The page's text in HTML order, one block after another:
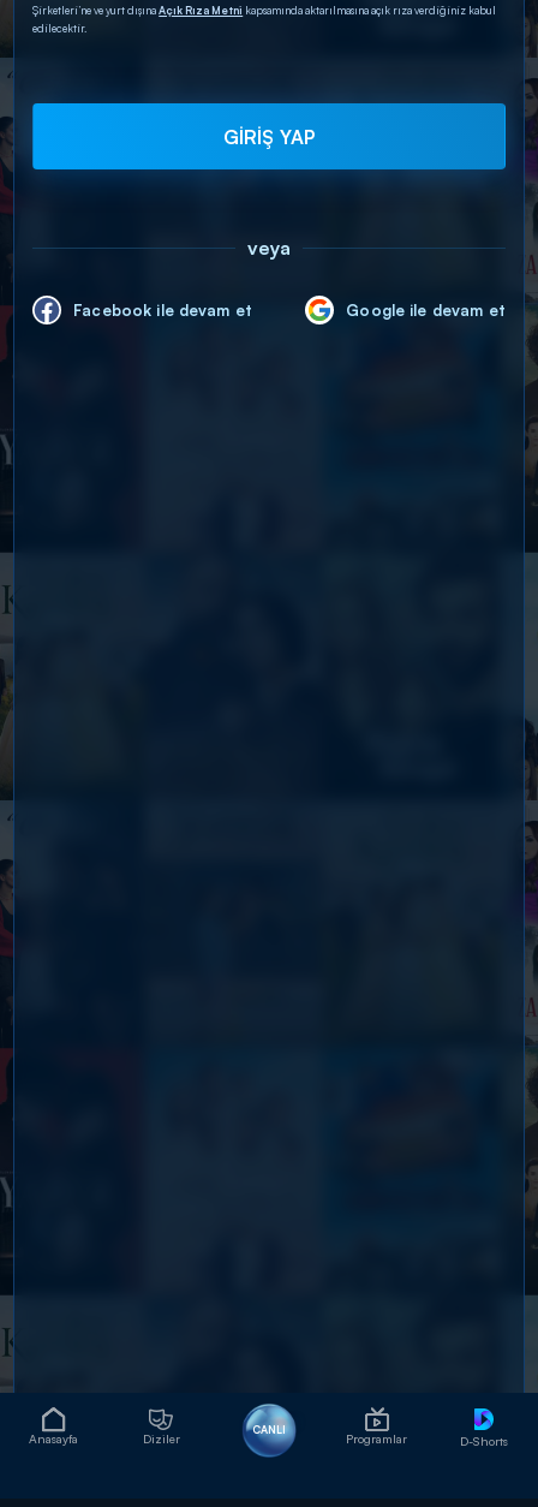
Anasayfa Diziler
CANLI
Programlar D-Shorts
Şirketleri’ne ve yurt dışınaAçık Rıza Metni kapsamında aktarılmasına açık rıza verdiğiniz kabul
edilecektir.
GİRİŞ YAP
veya
Facebook ile devam et Google ile devam et